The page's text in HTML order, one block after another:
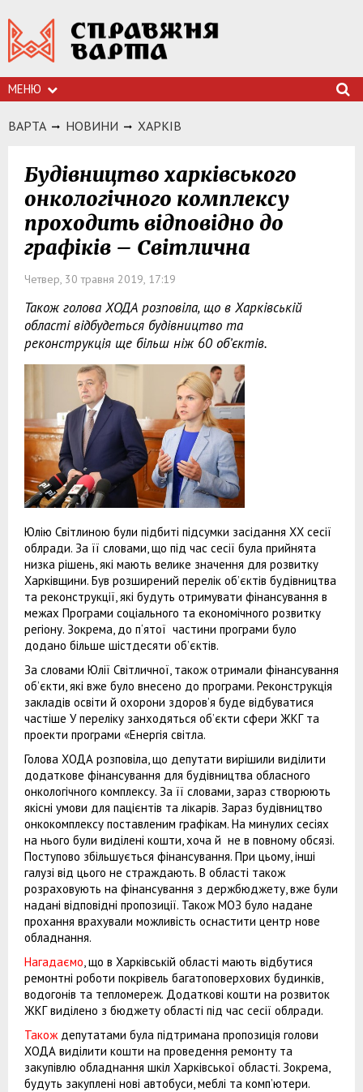
МЕНЮ
ВАРТА НОВИНИ ХАРКIВ
Будівництво харківського
онкологічного комплексу
проходить відповідно до
графіків – Світлична
Четвер, 30 травня 2019, 17:19
Також голова ХОДА розповіла, що в Харківській
області відбудеться будівництво та
реконструкція ще більш ніж 60 об’єктів.
Юлію Світлиною були підбиті підсумки засідання ХХ сесії
облради. За її словами, що під час сесії була прийнята
низка рішень, які мають велике значення для розвитку
Харківщини. Був розширений перелік об’єктів будівництва
та реконструкції, які будуть отримувати фінансування в
межах Програми соціального та економічного розвитку
регіону. Зокрема, до п‘ятої частини програми було
додано більше шістдесяти об’єктів.
За словами Юлії Світличної, також отримали фінансування
об’єкти, які вже було внесено до програми. Реконструкція
закладів освіти й охорони здоров’я буде відбуватися
частіше У переліку занходяться об’єкти сфери ЖКГ та
проекти програми «Енергія світла.
Голова ХОДА розповіла, що депутати вирішили виділити
додаткове фінансування для будівництва обласного
онкологічного комплексу. За її словами, зараз створюють
якісні умови для пацієнтів та лікарів. Зараз будівництво
онкокомплексу поставленим графікам. На минулих сесіях
на нього були виділені кошти, хоча й не в повному обсязі.
Поступово збільшується фінансування. При цьому, інші
галузі від цього не страждають. В області також
розраховують на фінансування з держбюджету, вже були
надані відповідні пропозиції. Також МОЗ було надане
прохання врахували можливість оснастити центр нове
обладнання.
Нагадаємо , що в Харківській області мають відбутися
ремонтні роботи покрівель багатоповерхових будинків,
водогонів та тепломереж. Додаткові кошти на розвиток
ЖКГ виділено з бюджету області під час сесії облради.
Також депутатами була підтримана пропозиція голови
ХОДА виділити кошти на проведення ремонту та
закупівлю обладнання шкіл Харківської області. Зокрема,
будуть закуплені нові автобуси, меблі та комп’ютери.